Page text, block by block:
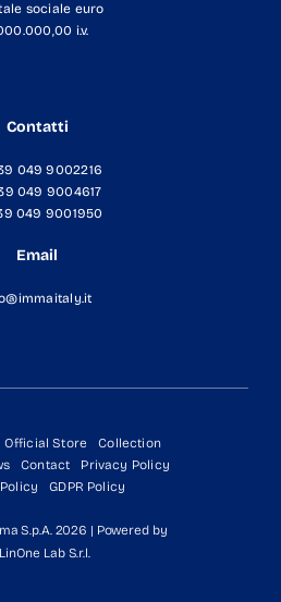
sociale euro
i.v.
Contatti
049 9002216
049 9004617
049 9001950
Email
Official Store
Collection
Contact
Privacy Policy
GDPR Policy
S.p.A. 2026 | Powered by
Lab S.r.l.